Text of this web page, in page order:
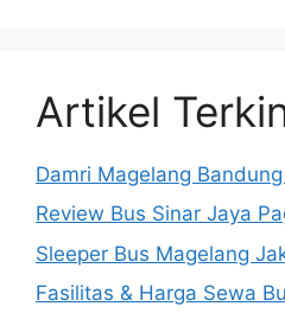
Artikel
Damri Magelang Bandung
Review Bus Sinar Jaya
Sleeper Bus Magelang
Fasilitas & Harga Sewa